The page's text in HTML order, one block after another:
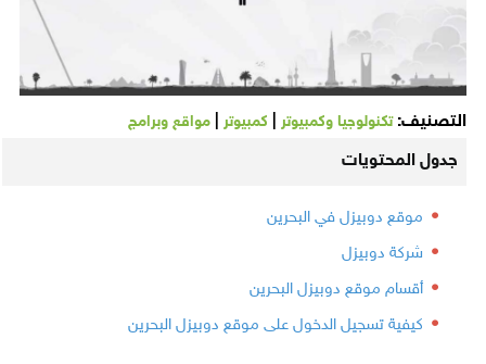
التصنيف:تكنولوجيا وكمبيوتر كمبيوتر مواقع وبرامج
جدول المحتويات
موقع دوبيزل في البحرين
شركة دوبيزل
أقسام موقع دوبيزل البحرين
كيفية تسجيل الدخول على موقع دوبيزل البحرين